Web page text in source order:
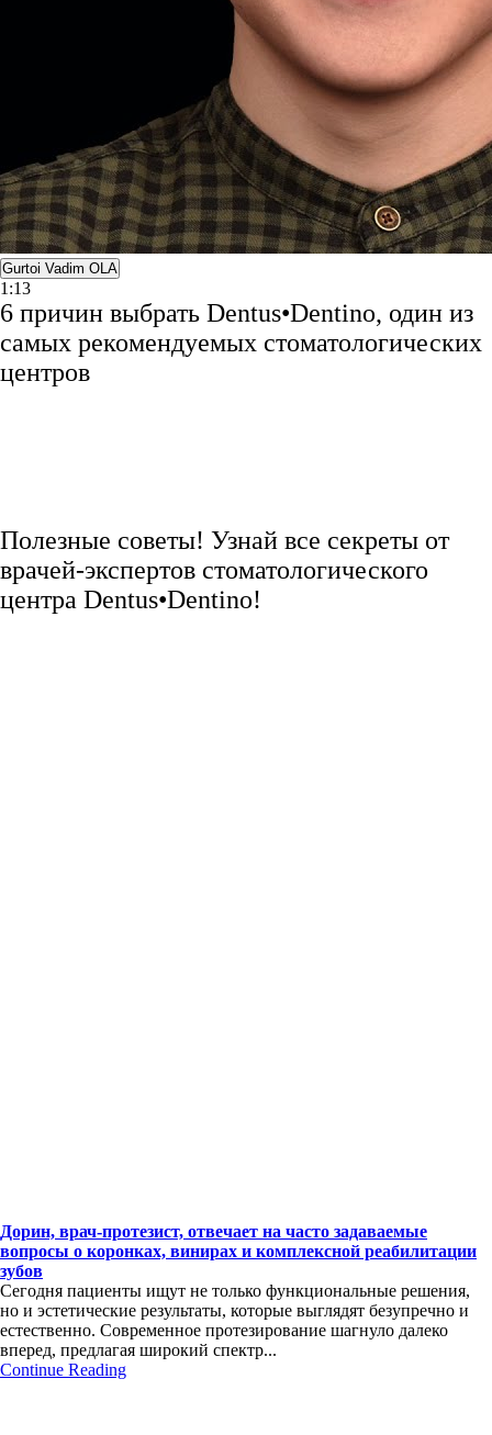
Gurtoi Vadim OLA
1:13
6 причин выбрать Dentus•Dentino, один из
самых рекомендуемых стоматологических
центров
Полезные советы! Узнай все секреты от
врачей-экспертов стоматологического
центра Dentus•Dentino!
Дорин, врач-протезист, отвечает на часто задаваемые
вопросы о коронках, винирах и комплексной реабилитации
зубов
Сегодня пациенты ищут не только функциональные решения,
но и эстетические результаты, которые выглядят безупречно и
естественно. Современное протезирование шагнуло далеко
вперед, предлагая широкий спектр...
Continue Reading